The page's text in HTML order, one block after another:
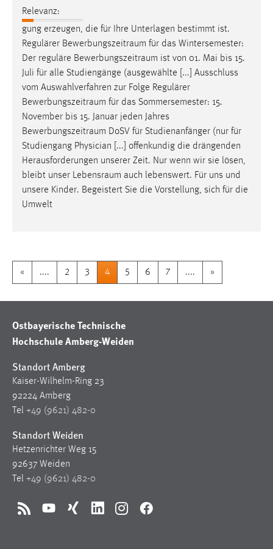
Relevanz:
gung erzeugen, die für Ihre Unterlagen bestimmt ist.
Regulärer Bewerbungszeitraum für das Wintersemester:
Der reguläre Bewerbungszeitraum ist von 01. Mai bis 15.
Juli für alle Studiengänge (ausgewählte [...] Ausschluss
vom Auswahlverfahren zur Folge Regulärer
Bewerbungszeitraum für das Sommersemester: 15.
November bis 15. Januar jeden Jahres
Bewerbungszeitraum DoSV für Studienanfänger (nur für
Studiengang Physician [...] offenkundig die drängenden
Herausforderungen unserer Zeit. Nur wenn wir sie lösen,
bleibt unser Lebensraum auch lebenswert. Für uns und
unsere Kinder. Begeistert Sie die Vorstellung, sich für die
Umwelt
« .... 2 3 4 5 6 7 .... »
Ostbayerische Technische
Hochschule Amberg-Weiden
Standort Amberg
Kaiser-Wilhelm-Ring 23
92224 Amberg
Tel +49 (9621) 482-0
Standort Weiden
Hetzenrichter Weg 15
92637 Weiden
Tel +49 (9621) 482-0
RSS YouTubeXing LinkedInInstagramFacebook